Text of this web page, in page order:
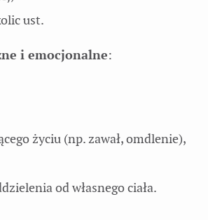
ust.
i emocjonalne:
życiu (np. zawał, omdlenie),
od własnego ciała.